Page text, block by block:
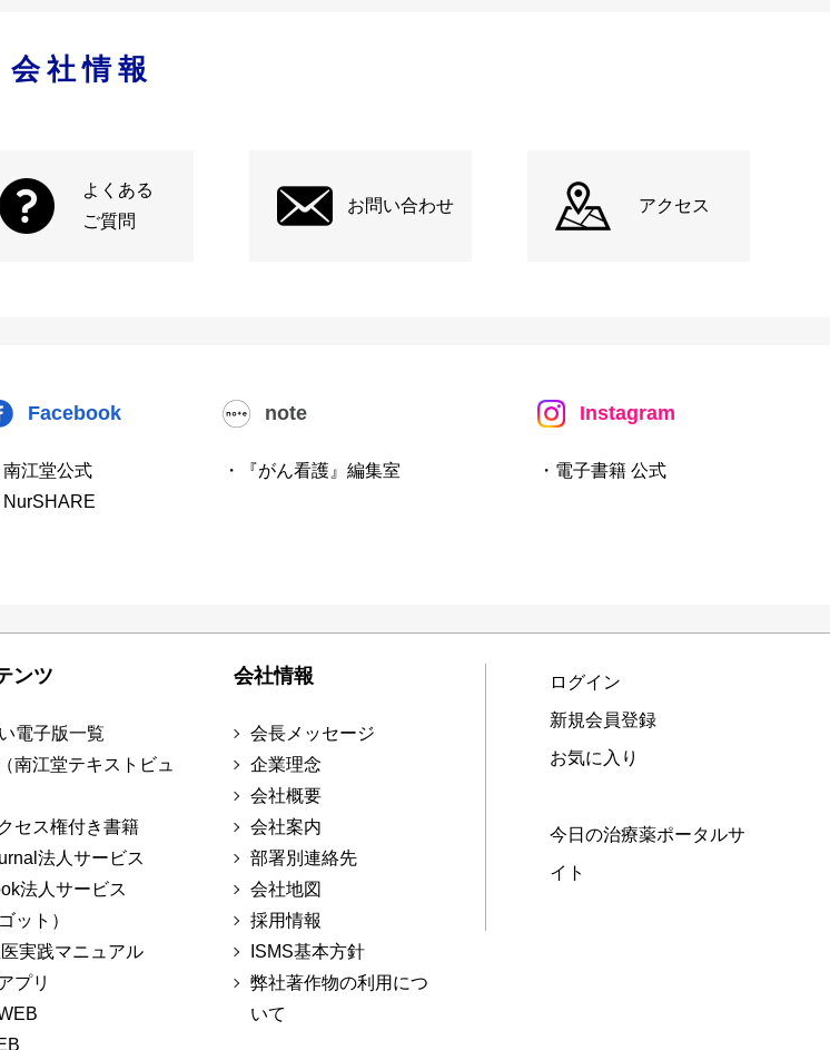
会社情報
よくある
ご質問
お問い合わせ アクセス
Facebook
南江堂公式
NurSHARE
note
・『がん看護』編集室
Instagram
・電子書籍 公式
ンツ
電子版一覧
南江堂テキストビュ
セス権付き書籍
法人サービス
法人サービス
ット）
実践マニュアル
プリ
会社情報
会長メッセージ
企業理念
会社概要
会社案内
部署別連絡先
会社地図
採用情報
ISMS基本方針
弊社著作物の利用につ
いて
ログイン
新規会員登録
お気に入り
今日の治療薬ポータルサ
イト